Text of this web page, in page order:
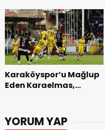
Karaköyspor’u Mağlup
Eden Karaelmas,
YORUM YAP